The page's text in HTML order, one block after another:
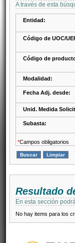
A través de esta
Entidad:
Código de UOC/
Código de
Modalidad:
Fecha Adj. desde:
Unid. Medida
Subasta:
*Campos obligatorios
Resultado
En esta sección
No hay items para los